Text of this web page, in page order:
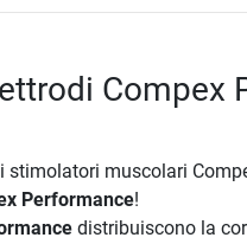
Compex
stimolatori muscolari
Performance!
distribuiscono la